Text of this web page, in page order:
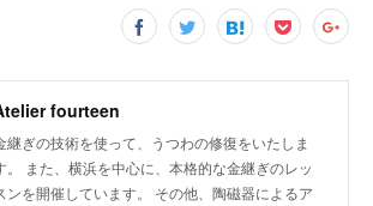
fourteen
継ぎの技術を使って、うつわの修復をいたしま
。 また、横浜を中心に、本格的な金継ぎのレッ
ンを開催しています。 その他、陶磁器によるア